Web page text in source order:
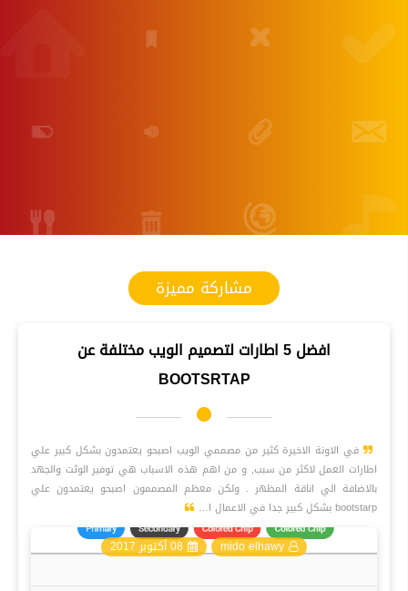
مشاركة مميزة
افضل 5 اطارات لتصميم الويب مختلفة عن
BOOTSRTAP
fiber_manual_record
في الاونة الاخيرة كثير من مصممي الويب اصبحو يعتمدون بشكل كبير علي
اطارات العمل لاكثر من سبب, و من اهم هذه الاسباب هي توفير الوثت والجهد
بالاضافة الي اناقة المظهر . ولكن معظم المصممون اصبحو يعتمدون علي
bootstarp بشكل كبير جدا في الاعمال ا…
mido elhawy 08 أكتوبر 2017